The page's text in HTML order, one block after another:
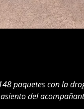
paquetes con la
del